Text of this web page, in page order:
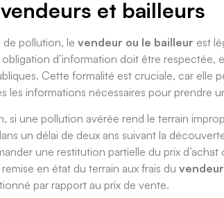
et bailleurs
de pollution, le vendeur ou le bailleur est
d’information doit être respectée,
Cette formalité est cruciale, car elle
les informations nécessaires pour prendre
une pollution avérée rend le terrain
un délai de deux ans suivant la
une restitution partielle du prix
en état du terrain aux frais du vendeur
par rapport au prix de vente.